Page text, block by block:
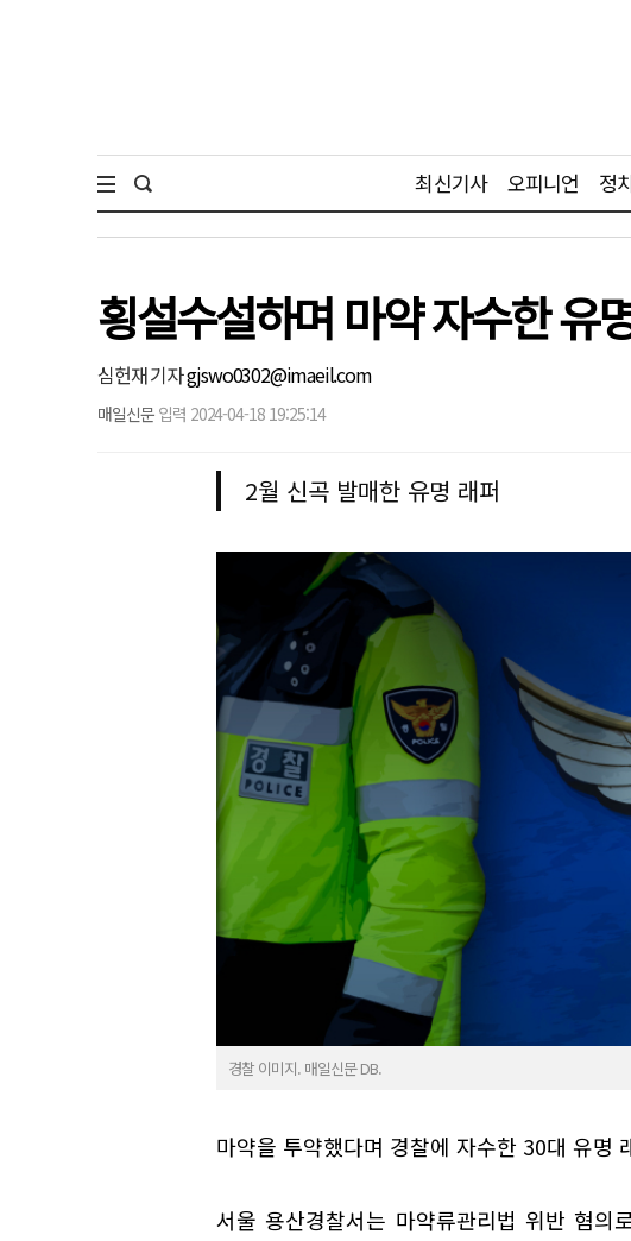
최신기사 오피니언 정
횡설수설하며 마약 자수한
심헌재 기자gjswo0302@imaeil.com
매일신문 입력 2024-04-18 19:25:14
2월 신곡 발매한 유명 래퍼
경찰 이미지. 매일신문 DB.
마약을 투약했다며 경찰에 자수한 30대 유명
서울 용산경찰서는 마약류관리법 위반 혐의